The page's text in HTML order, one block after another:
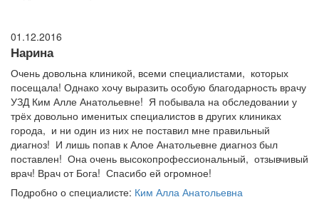
01.12.2016
Нарина
Очень довольна клиникой, всеми специалистами, которых
посещала! Однако хочу выразить особую благодарность врачу
УЗД Ким Алле Анатольевне! Я побывала на обследовании у
трёх довольно именитых специалистов в других клиниках
города, и ни один из них не поставил мне правильный
диагноз! И лишь попав к Алое Анатольевне диагноз был
поставлен! Она очень высокопрофессиональный, отзывчивый
врач! Врач от Бога! Спасибо ей огромное!
Подробно о специалисте: Ким Алла Анатольевна